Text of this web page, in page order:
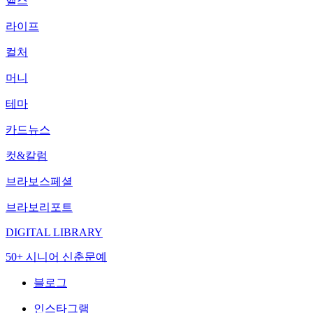
라이프
컬처
머니
테마
카드뉴스
컷&칼럼
브라보스페셜
브라보리포트
DIGITAL LIBRARY
50+ 시니어 신춘문예
블로그
인스타그램